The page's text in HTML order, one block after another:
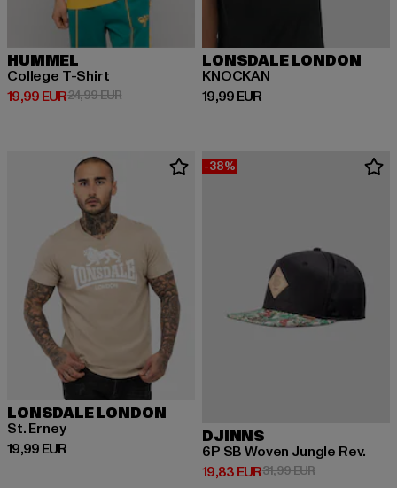
HUMMEL
College T-Shirt
19,99 EUR
Prix courant: 19,99 EUR
24,99 EURPrix en promotion: 24,99 EUR
LONSDALE LONDON
KNOCKAN
19,99 EUR
Prix courant: 19,99 EUR
LONSDALE LONDON
St. Erney
19,99 EUR
Prix courant: 19,99 EUR
-38%
DJINNS
6P SB Woven Jungle Rev.
19,83 EUR
Prix courant: 19,83 EUR
31,99 EURPrix en